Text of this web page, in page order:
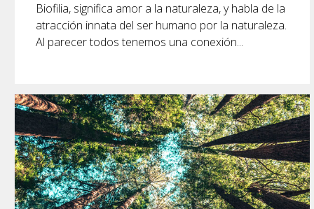
Biofilia, significa amor a la naturaleza, y habla de la
atracción innata del ser humano por la naturaleza.
Al parecer todos tenemos una conexión...